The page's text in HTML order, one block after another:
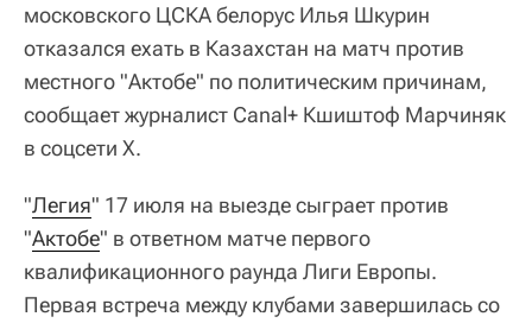
московского ЦСКА белорус Илья Шкурин
отказался ехать в Казахстан на матч против
местного "Актобе" по политическим причинам,
сообщает журналист Canal+ Кшиштоф Марчиняк
в соцсети Х.
"Легия" 17 июля на выезде сыграет против
"Актобе" в ответном матче первого
квалификационного раунда Лиги Европы.
Первая встреча между клубами завершилась со